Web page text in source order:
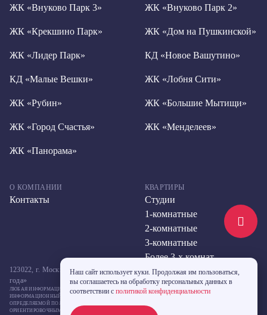
ЖК «Внуково Парк 3» ЖК «Внуково Парк 2»
ЖК «Крекшино Парк» ЖК «Дом на Пушкинской»
ЖК «Лидер Парк» КД «Новое Вашутино»
КД «Малые Вешки» ЖК «Лобня Сити»
ЖК «Рубин» ЖК «Большие Мытищи»
ЖК «Город Счастья» ЖК «Менделеев»
ЖК «Панорама»
О КОМПАНИИ
Контакты
КВАРТИРЫ
Студии
1-комнатные
2-комнатные
3-комнатные
Более 3-х комнат
123022, г. Москва, ул. Большая Декабрьская, д. 10, стр. 2,метро «Улица 1905
года»
ЛЮБАЯ ИНФОРМАЦИЯ, ПРЕДСТАВЛЕННАЯ НА ДАННОМ САЙТЕ, НОСИТ ИСКЛЮЧИТЕЛЬНО
ИНФОРМАЦИОННЫЙ ХАРАКТЕР И НИ ПРИ КАКИХ УСЛОВИЯХ НЕ ЯВЛЯЕТСЯ ПУБЛИЧНОЙ ОФЕРТОЙ,
ОПРЕДЕЛЯЕМОЙ ПОЛОЖЕНИЯМИ СТАТЬИ 437 ГК РФ. УКАЗАННЫЕ НА САЙТЕ ЦЕНЫ ЯВЛЯЮТСЯ
ОРИЕНТИРОВОЧНЫМИ, ЗАСТРОЙЩИК МОЖЕТ ИЗМЕНИТЬ УКАЗАННЫЕ ЦЕНЫ В ЛЮБОЙ МОМЕНТ ПО
Наш сайт использует куки. Продолжая им пользоваться,
вы соглашаетесь на обработку персональных данных в
соответствии с политикой конфиденциальности